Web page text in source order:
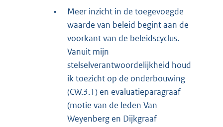
•
Meer inzicht in de toegevoegde
waarde van beleid begint aan de
voorkant van de beleidscyclus.
Vanuit mijn
stelselverantwoordelijkheid houd
ik toezicht op de onderbouwing
(CW.3.1) en evaluatieparagraaf
(motie van de leden Van
Weyenberg en Dijkgraaf